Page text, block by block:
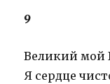
9
Великий мой
Я сердце